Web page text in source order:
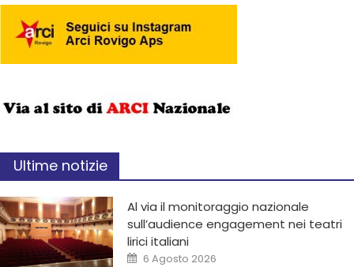
Ultime notizie
Al via il monitoraggio nazionale
sull’audience engagement nei teatri
lirici italiani
6 Agosto 2026